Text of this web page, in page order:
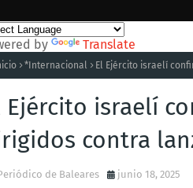
by Translate
*Internacional El Ejército israelí
Ejército israelí
contra
de Baleares junio 18, 2025